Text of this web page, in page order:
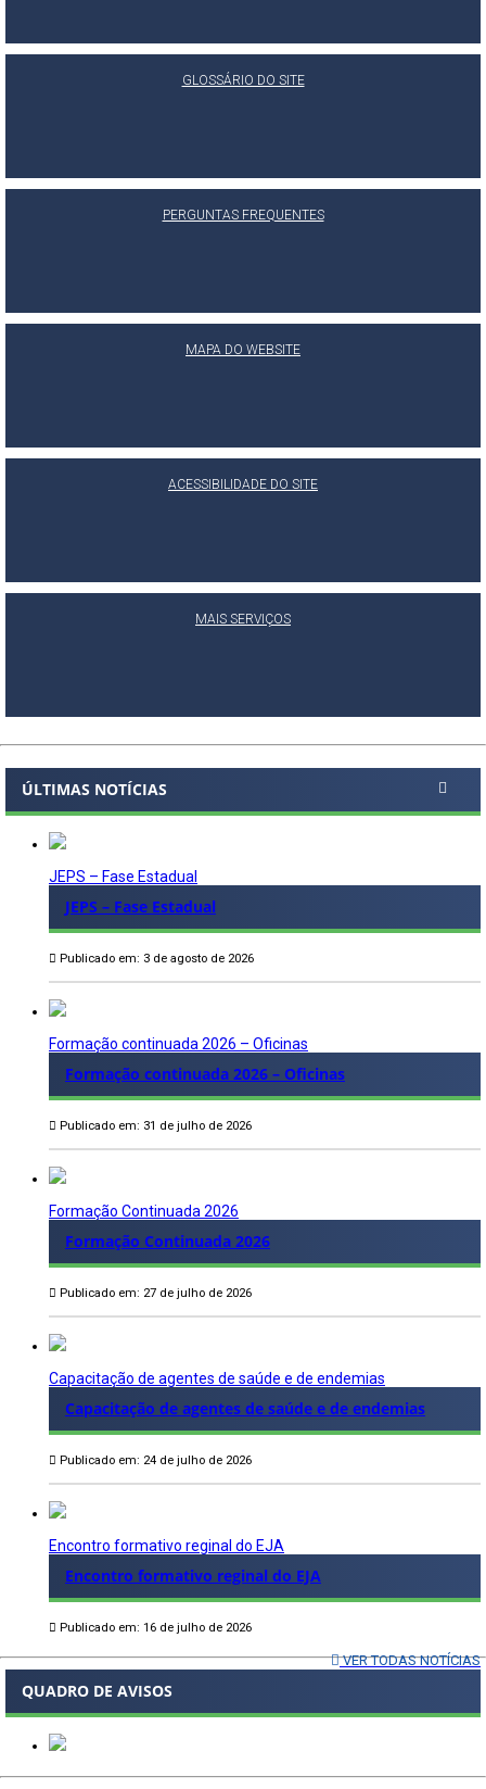
GLOSSÁRIO DO SITE
PERGUNTAS FREQUENTES
MAPA DO WEBSITE
ACESSIBILIDADE DO SITE
MAIS SERVIÇOS
ÚLTIMAS NOTÍCIAS
JEPS – Fase Estadual
JEPS – Fase Estadual
Publicado em: 3 de agosto de 2026
Formação continuada 2026 – Oficinas
Formação continuada 2026 – Oficinas
Publicado em: 31 de julho de 2026
Formação Continuada 2026
Formação Continuada 2026
Publicado em: 27 de julho de 2026
Capacitação de agentes de saúde e de endemias
Capacitação de agentes de saúde e de endemias
Publicado em: 24 de julho de 2026
Encontro formativo reginal do EJA
Encontro formativo reginal do EJA
Publicado em: 16 de julho de 2026
VER TODAS NOTÍCIAS
QUADRO DE AVISOS